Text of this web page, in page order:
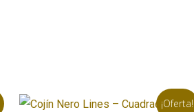
¡Oferta!